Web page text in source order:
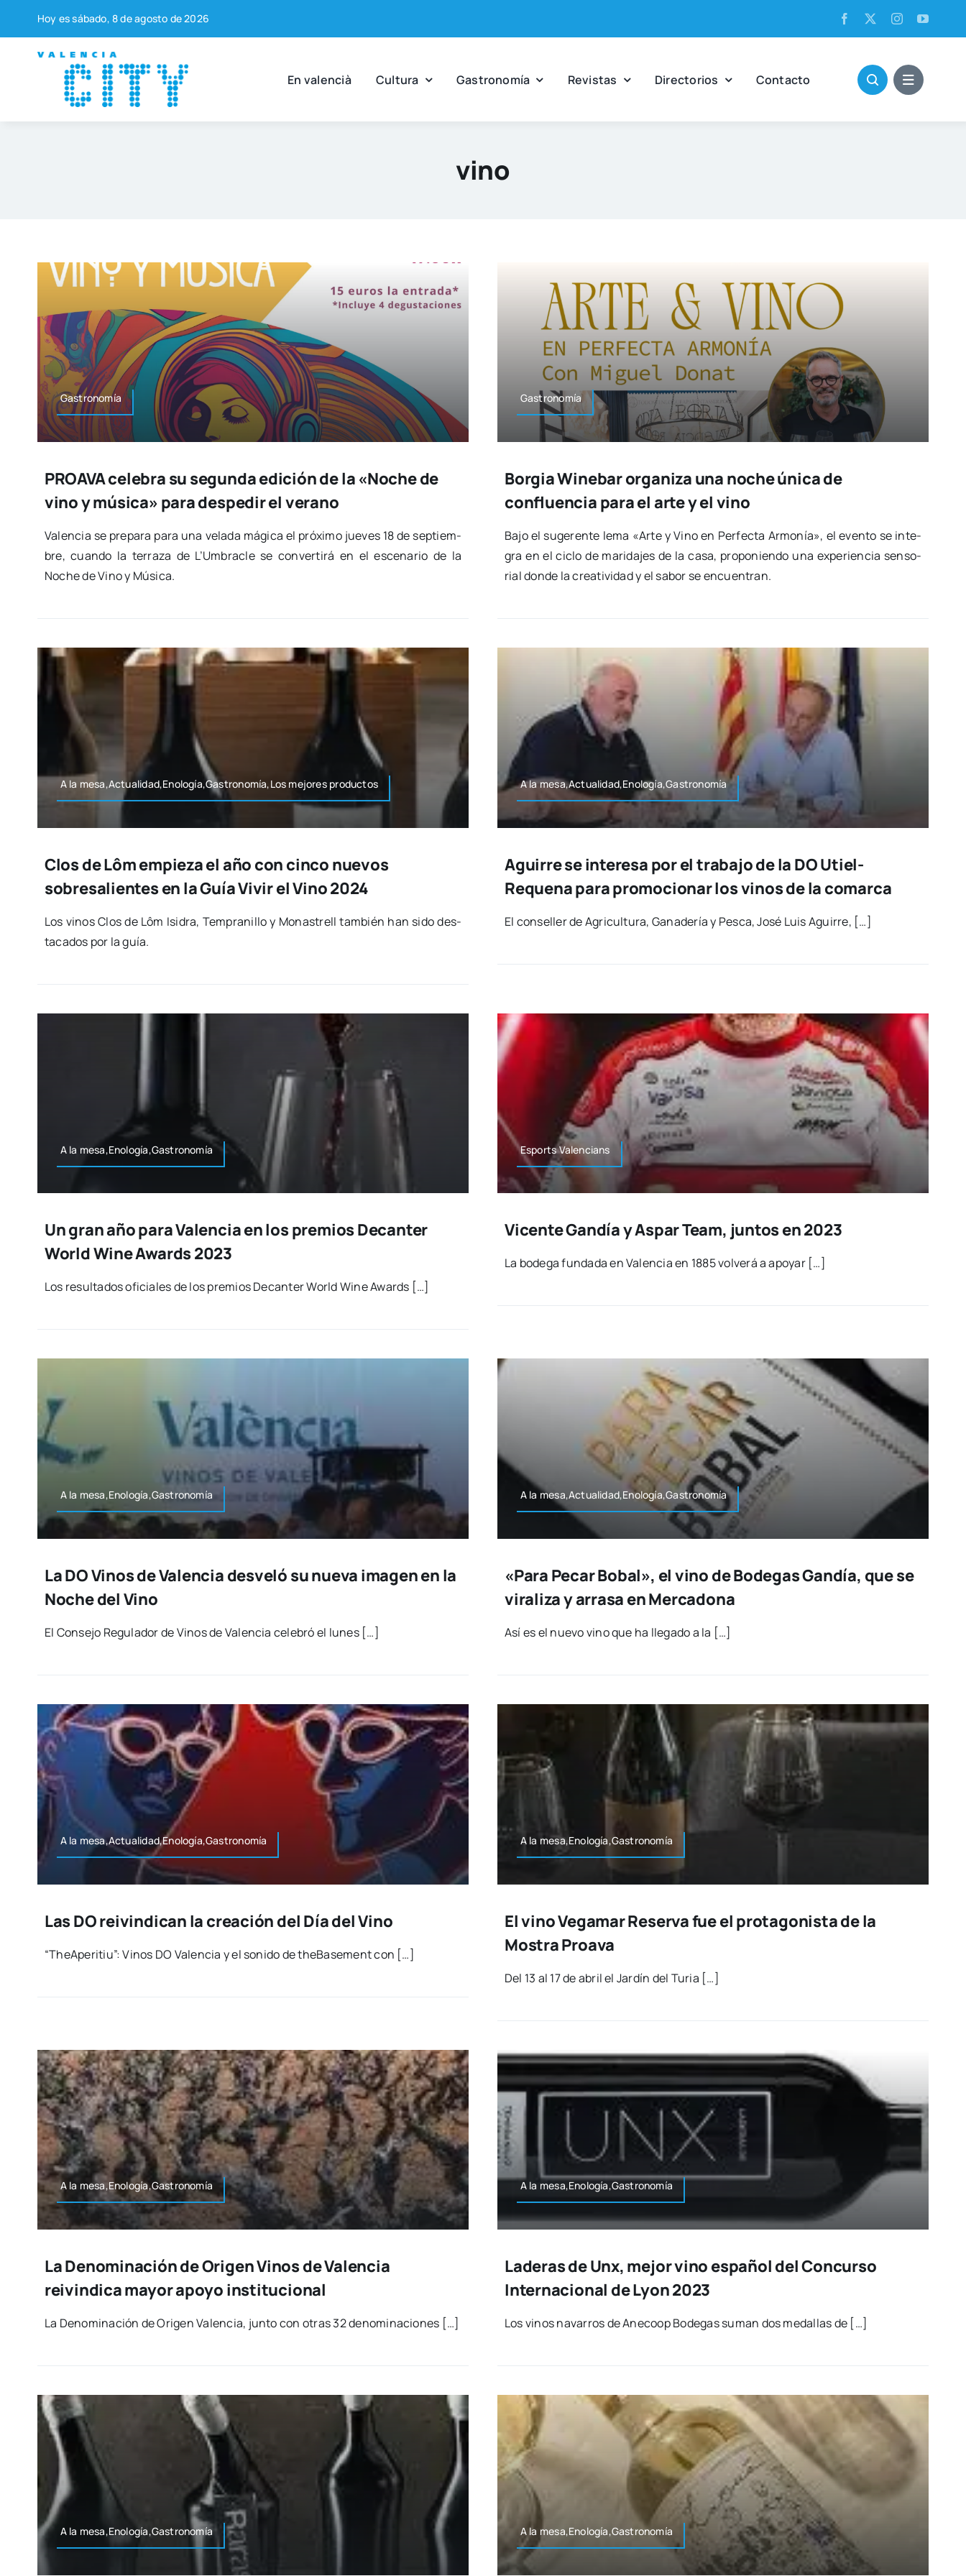
contenido
Hoy es sába­do, 8 de agos­to de 2026
En valen­cià Cul­tu­ra Gas­tro­no­mía Revis­tas Direc­to­rios Con­tac­to
vino
Gas­tro­no­mía
PROAVA celebra su segunda edición de la «Noche de
vino y música» para despedir el verano
Valen­cia se pre­pa­ra para una vela­da mági­ca el pró­xi­mo jue­ves 18 de sep­tiem­
bre, cuan­do la terra­za de L’Umbracle se con­ver­ti­rá en el esce­na­rio de la
Noche de Vino y Músi­ca.
Gas­tro­no­mía
Borgia Winebar organiza una noche única de
confluencia para el arte y el vino
Bajo el suge­ren­te lema «Arte y Vino en Per­fec­ta Armo­nía», el even­to se inte­
gra en el ciclo de mari­da­jes de la casa, pro­po­nien­do una expe­rien­cia sen­so­
rial don­de la crea­ti­vi­dad y el sabor se encuen­tran.
A la mesa,Actualidad,Enología,Gastronomía,Los mejo­res pro­duc­tos
Clos de Lôm empieza el año con cinco nuevos
sobresalientes en la Guía Vivir el Vino 2024
Los vinos Clos de Lôm Isi­dra, Tem­pra­ni­llo y Monas­trell tam­bién han sido des­
ta­ca­dos por la guía.
A la mesa,Actualidad,Enología,Gastronomía
Aguirre se interesa por el trabajo de la DO Utiel-
Requena para promocionar los vinos de la comarca
El con­se­ller de Agri­cul­tu­ra, Gana­de­ría y Pes­ca, José Luis Agui­rre, […]
A la mesa,Enología,Gastronomía
Un gran año para Valencia en los premios Decanter
World Wine Awards 2023
Los resul­ta­dos ofi­cia­les de los pre­mios Decan­ter World Wine Awards […]
Esports Valen­cians
Vicente Gandía y Aspar Team, juntos en 2023
La bode­ga fun­da­da en Valen­cia en 1885 vol­ve­rá a apo­yar […]
A la mesa,Enología,Gastronomía
La DO Vinos de Valencia desveló su nueva imagen en la
Noche del Vino
El Con­se­jo Regu­la­dor de Vinos de Valen­cia cele­bró el lunes […]
A la mesa,Actualidad,Enología,Gastronomía
«Para Pecar Bobal», el vino de Bodegas Gandía, que se
viraliza y arrasa en Mercadona
Así es el nue­vo vino que ha lle­ga­do a la […]
A la mesa,Actualidad,Enología,Gastronomía
Las DO reivindican la creación del Día del Vino
“TheA­pe­ri­tiu”: Vinos DO Valen­cia y el soni­do de the­Ba­se­ment con […]
A la mesa,Enología,Gastronomía
El vino Vegamar Reserva fue el protagonista de la
Mostra Proava
Del 13 al 17 de abril el Jar­dín del Turia […]
A la mesa,Enología,Gastronomía
La Denominación de Origen Vinos de Valencia
reivindica mayor apoyo institucional
La Deno­mi­na­ción de Ori­gen Valen­cia, jun­to con otras 32 deno­mi­na­cio­nes […]
A la mesa,Enología,Gastronomía
Laderas de Unx, mejor vino español del Concurso
Internacional de Lyon 2023
Los vinos nava­rros de Ane­co­op Bode­gas suman dos meda­llas de […]
A la mesa,Enología,Gastronomía A la mesa,Enología,Gastronomía